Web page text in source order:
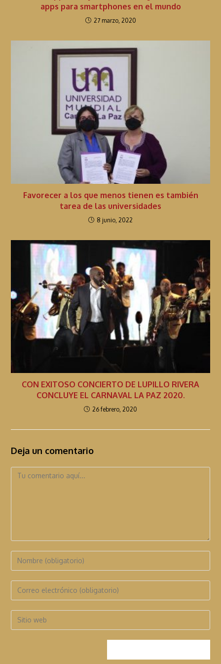
apps para smartphones en el mundo
27 marzo, 2020
Favorecer a los que menos tienen es también
tarea de las universidades
8 junio, 2022
CON EXITOSO CONCIERTO DE LUPILLO RIVERA
CONCLUYE EL CARNAVAL LA PAZ 2020.
26 febrero, 2020
Deja un comentario